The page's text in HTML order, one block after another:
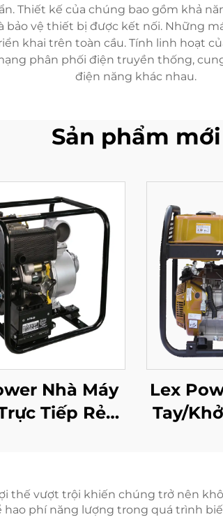
Thiết kế của chúng bao gồm khả
bảo vệ thiết bị được kết nối. Những
khai trên toàn cầu. Tính linh hoạt
phân phối điện truyền thống,
điện năng khác nhau.
Sản phẩm mới
Nhà Máy
Tiếp Rẻ
Lex
Tay/
thế vượt trội khiến chúng trở nên
phí năng lượng trong quá trình